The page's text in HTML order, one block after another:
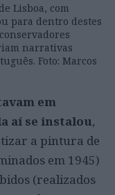
Lisboa, com
para dentro destes
narrativas
Foto: Marcos
em
aí se instalou,
a pintura de
em 1945)
(realizados